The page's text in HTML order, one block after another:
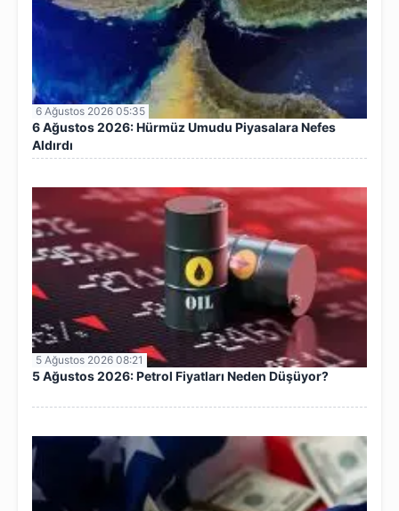
6 Ağustos 2026 05:35
6 Ağustos 2026: Hürmüz Umudu Piyasalara Nefes
Aldırdı
5 Ağustos 2026 08:21
5 Ağustos 2026: Petrol Fiyatları Neden Düşüyor?